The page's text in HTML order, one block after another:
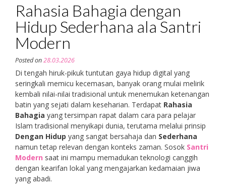
Rahasia Bahagia dengan
Hidup Sederhana ala Santri
Modern
Posted on28.03.2026
Di tengah hiruk-pikuk tuntutan gaya hidup digital yang
seringkali memicu kecemasan, banyak orang mulai melirik
kembali nilai-nilai tradisional untuk menemukan ketenangan
batin yang sejati dalam keseharian. Terdapat Rahasia
Bahagia yang tersimpan rapat dalam cara para pelajar
Islam tradisional menyikapi dunia, terutama melalui prinsip
Dengan Hidup yang sangat bersahaja dan Sederhana
namun tetap relevan dengan konteks zaman. Sosok Santri
Modern saat ini mampu memadukan teknologi canggih
dengan kearifan lokal yang mengajarkan kedamaian jiwa
yang abadi.